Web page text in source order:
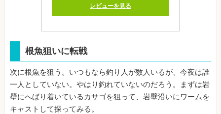
レビューを見る
根魚狙いに転戦
次に根魚を狙う。いつもなら釣り人が数人いるが、今夜は誰
一人としていない。やはり釣れていないのだろう。まずは岩
壁にへばり着いているカサゴを狙って、岩壁沿いにワームを
キャストして探ってみる。